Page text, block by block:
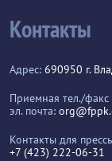
Контакты
Адрес: 690950 г.
Приемная тел./факс
эл. почта:
Контакты для
+7 (423) 222-06-31